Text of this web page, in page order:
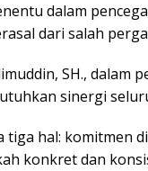
dalam
dari salah
SH., dalam
sinergi
tiga hal: komitmen
konkret dan